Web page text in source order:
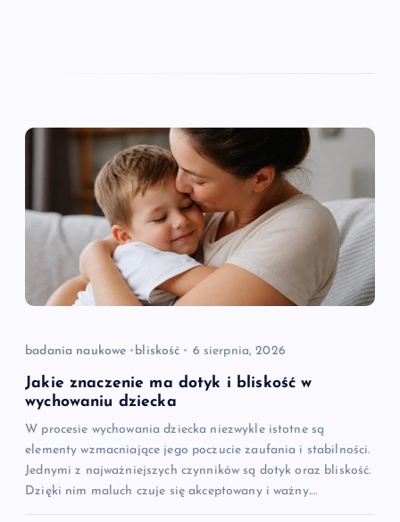
badania naukowe bliskość 6 sierpnia, 2026
Jakie znaczenie ma dotyk i bliskość w
wychowaniu dziecka
W procesie wychowania dziecka niezwykle istotne są
elementy wzmacniające jego poczucie zaufania i stabilności.
Jednymi z najważniejszych czynników są dotyk oraz bliskość.
Dzięki nim maluch czuje się akceptowany i ważny.…